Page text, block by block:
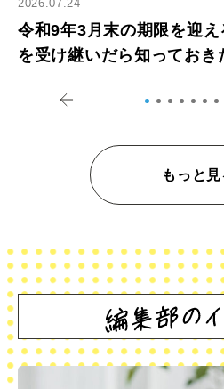
2026.07.24
令和9年3月末の期限を迎え
を受け継いだら知っておき
もっと見